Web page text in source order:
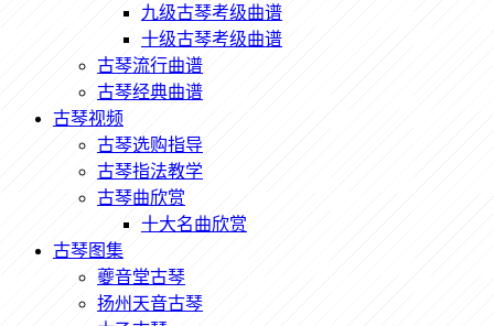
九级古琴考级曲谱
十级古琴考级曲谱
古琴流行曲谱
古琴经典曲谱
古琴视频
古琴选购指导
古琴指法教学
古琴曲欣赏
十大名曲欣赏
古琴图集
夔音堂古琴
扬州天音古琴